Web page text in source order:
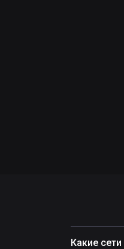
Какие